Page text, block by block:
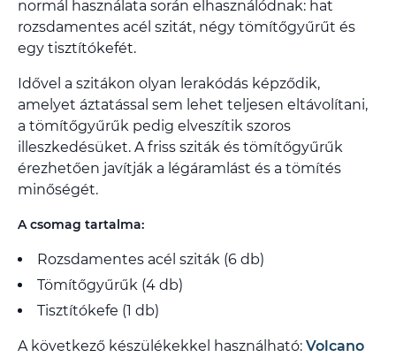
normál használata során elhasználódnak: hat
rozsdamentes acél szitát, négy tömítőgyűrűt és
egy tisztítókefét.
Idővel a szitákon olyan lerakódás képződik,
amelyet áztatással sem lehet teljesen eltávolítani,
a tömítőgyűrűk pedig elveszítik szoros
illeszkedésüket. A friss sziták és tömítőgyűrűk
érezhetően javítják a légáramlást és a tömítés
minőségét.
A csomag tartalma:
Rozsdamentes acél sziták (6 db)
Tömítőgyűrűk (4 db)
Tisztítókefe (1 db)
A következő készülékekkel használható: Volcano